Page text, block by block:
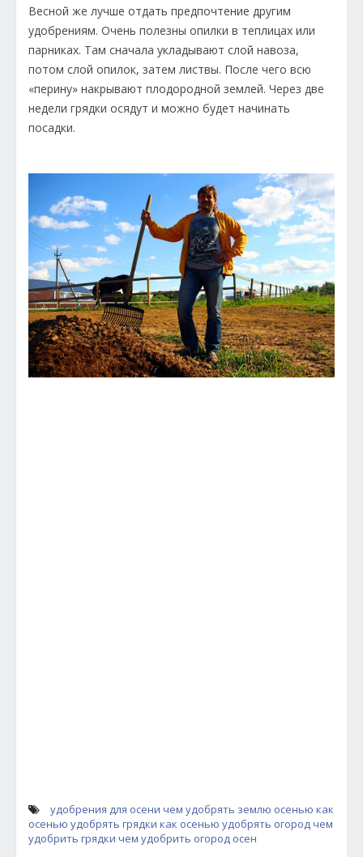
Весной же лучше отдать предпочтение другим
удобрениям. Очень полезны опилки в теплицах или
парниках. Там сначала укладывают слой навоза,
потом слой опилок, затем листвы. После чего всю
«перину» накрывают плодородной землей. Через две
недели грядки осядут и можно будет начинать
посадки.
удобрения для осени чем удобрять землю осенью как
осенью удобрять грядки как осенью удобрять огородчем
удобрить грядки чем удобрить огород осен